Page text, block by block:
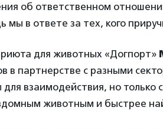
об ответственном
мы в ответе за тех, кого
для животных «Догпорт»
в партнерстве с разными
взаимодействия, но только
животным и быстрее